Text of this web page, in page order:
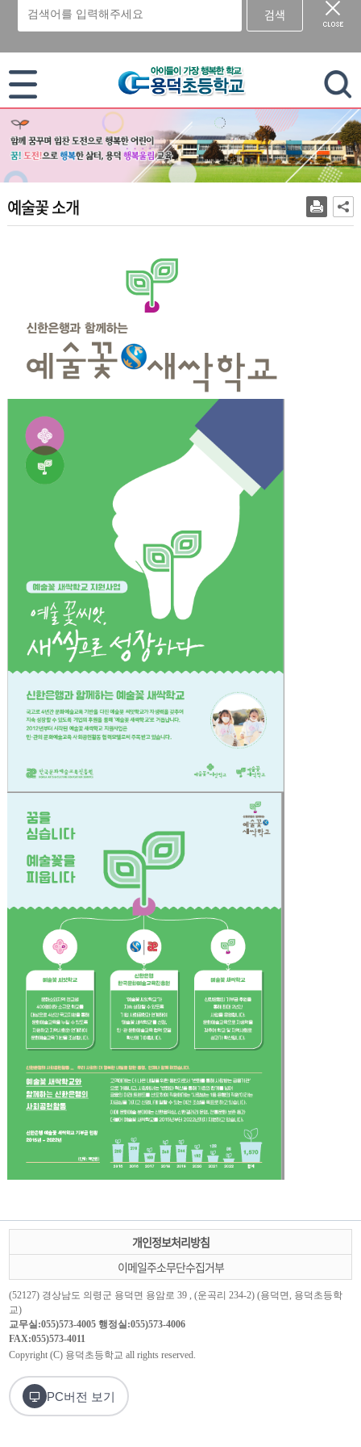
이 누리집은 대한민국 공식 전자정부 누리집입니다.
검색
예술꽃 소개
개인정보처리방침
이메일주소무단수집거부
(52127) 경상남도 의령군 용덕면 용암로 39 , (운곡리 234-2) (용덕면, 용덕초등학
교)
교무실:055)573-4005 행정실:055)573-4006
FAX:055)573-4011
Copyright (C) 용덕초등학교 all rights reserved.
PC버전 보기